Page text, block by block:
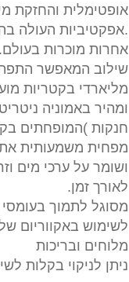
אופטימלית והחזקת
.אפקטיביות העולה
אחרות מוכרות בעולם.
שילוב המאפשר
מליארדי בקטריות
ומהיר באמוניה
חנקות )המופחתים
מפחית משמעותית את
ושומר על ערכי מים
לאורך זמן.
מסוגל לתמוך בעומסי
לשימוש באקווריום
מלוחים ובריכות
ניתן לניקוי בקלות